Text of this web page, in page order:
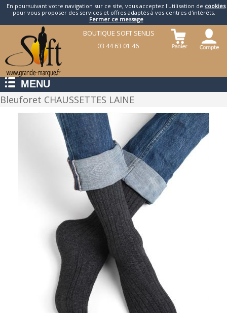
En poursuivant votre navigation sur ce site, vous acceptez l'utilisation de cookies
pour vous proposer des services et offres adaptés à vos centres d'intérêts.
Fermer ce message
BOUTIQUE SOFT SENLIS
03 44 63 01 46
MENU
Bleuforet CHAUSSETTES LAINE